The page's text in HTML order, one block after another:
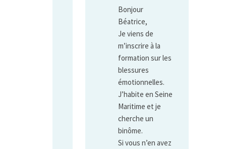
Bonjour
Béatrice,
Je viens de
m’inscrire à la
formation sur les
blessures
émotionnelles.
J’habite en Seine
Maritime et je
cherche un
binôme.
Si vous n’en avez